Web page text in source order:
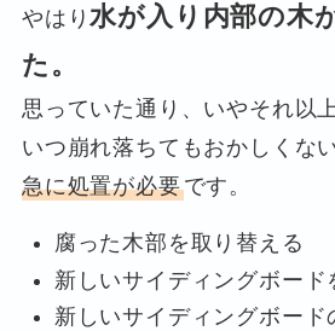
やはり水が入り内部の木
た。
思っていた通り、いやそれ以
いつ崩れ落ちてもおかしくな
急に処置が必要です。
腐った木部を取り替える
新しいサイディングボード
新しいサイディングボード